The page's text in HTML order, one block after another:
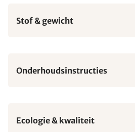
Stof & gewicht
Onderhoudsinstructies
Ecologie & kwaliteit